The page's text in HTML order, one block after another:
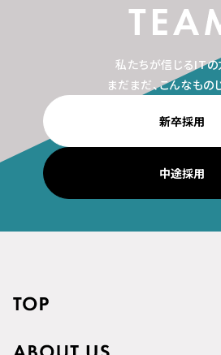
私たちが信じるITの
まだまだ、こんなもの
新卒採用
中途採用